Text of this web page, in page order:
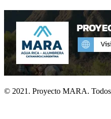
© 2021. Proyecto MARA. Todos